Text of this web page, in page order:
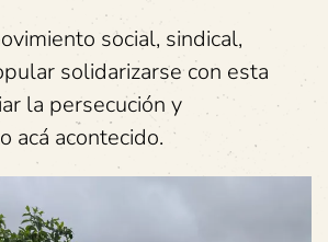
social, sindical,
solidarizarse con esta
la persecución y
acá acontecido.